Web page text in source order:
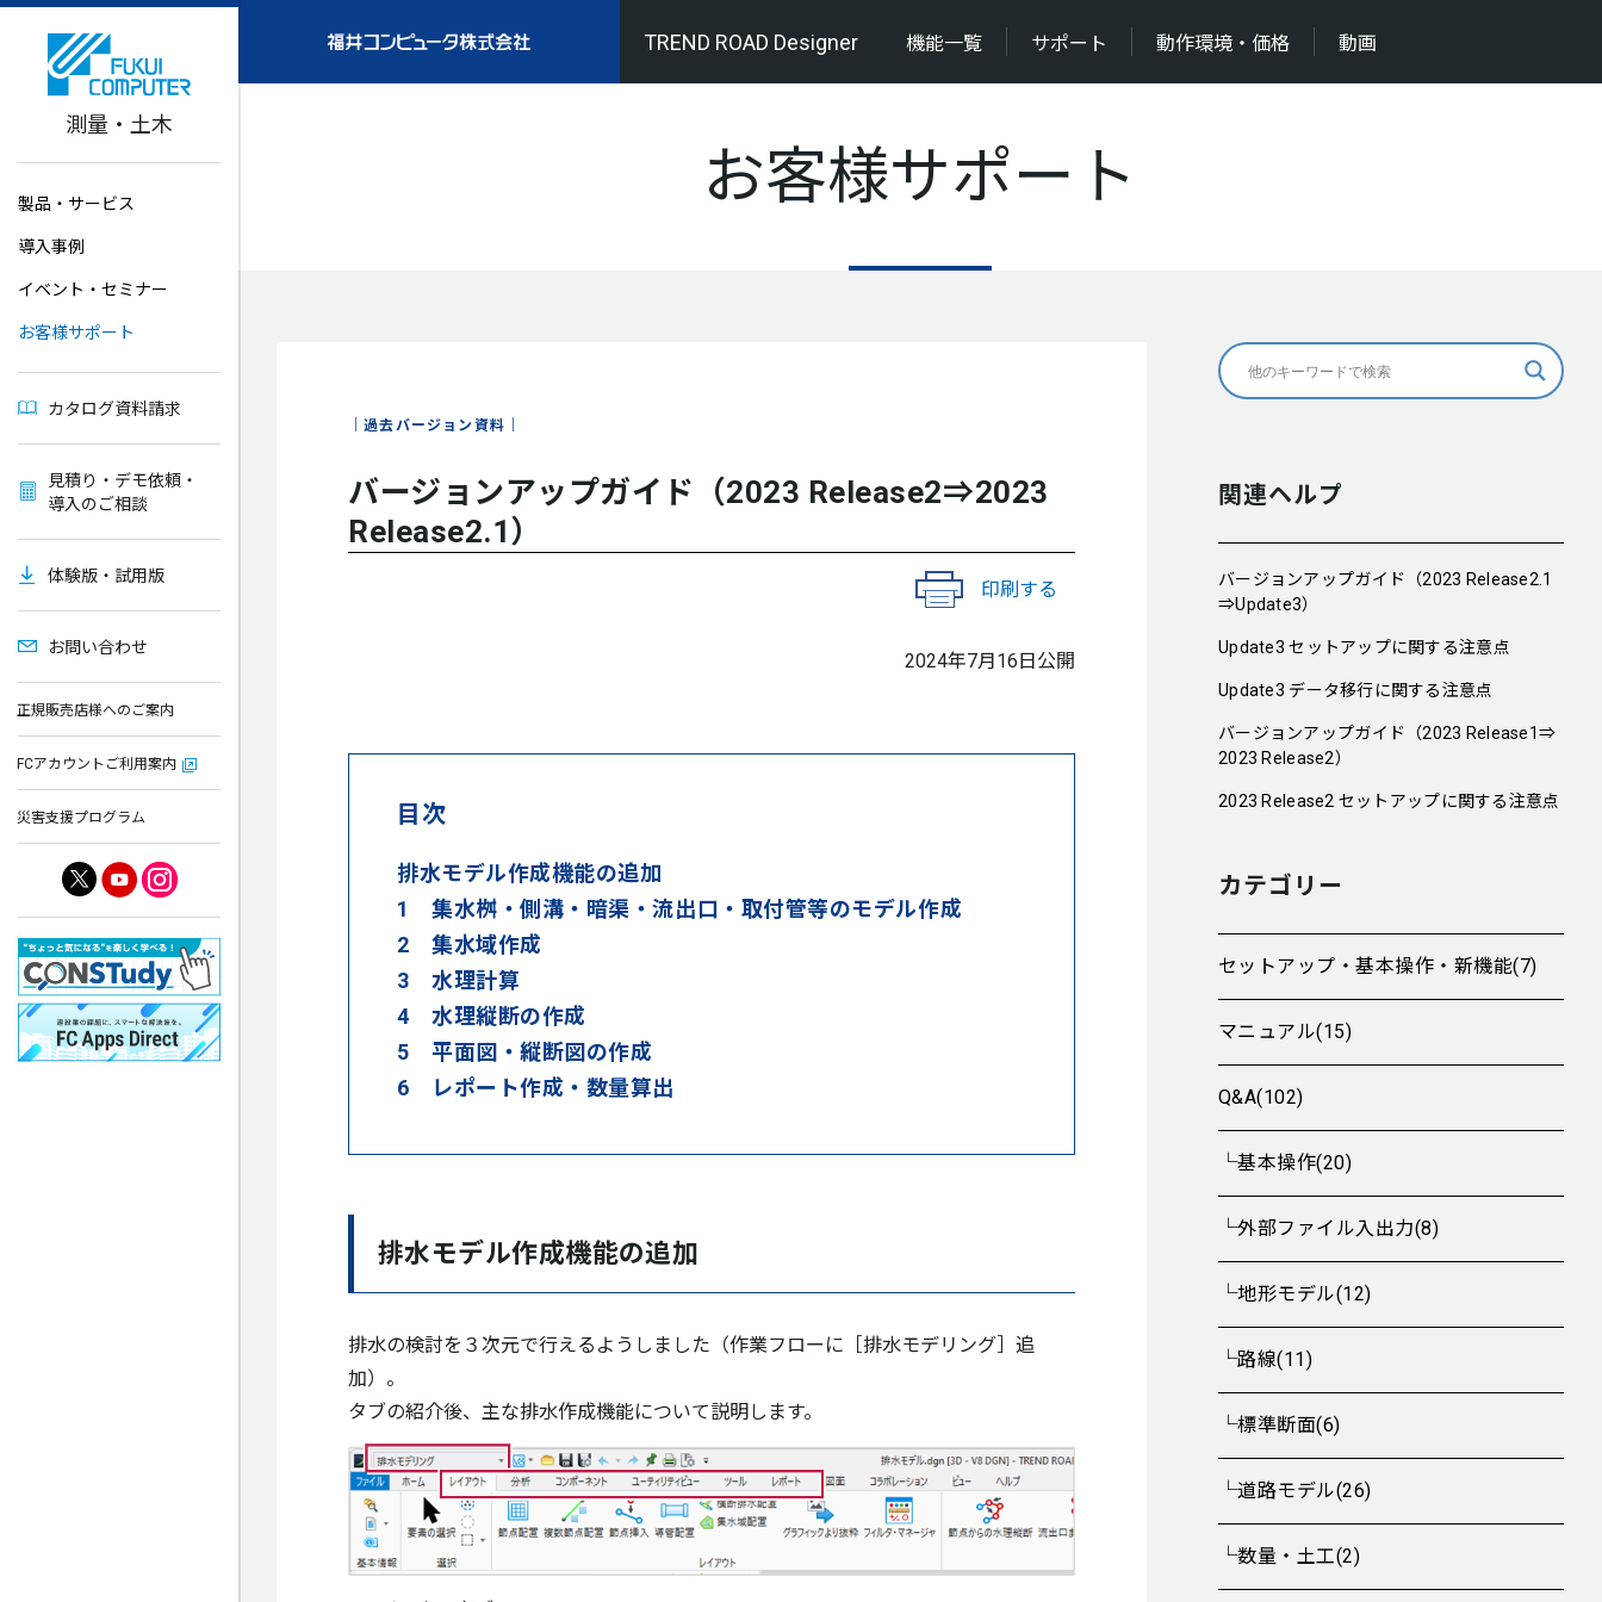
測量・土木
製品・サービス
導入事例
イベント・セミナー
お客様サポート
カタログ資料請求
見積り・デモ依頼・
導入のご相談
体験版・試用版
お問い合わせ
正規販売店様へのご案内
FCアカウントご利用案内
災害支援プログラム
TREND ROAD Designer 機能一覧 サポート 動作環境・価格 動画
お客様サポート
過去バージョン資料
バージョンアップガイド（2023 Release2⇒2023
Release2.1）
印刷する
2024年7月16日公開
目次
排水モデル作成機能の追加
1 集水桝・側溝・暗渠・流出口・取付管等のモデル作成
2 集水域作成
3 水理計算
4 水理縦断の作成
5 平面図・縦断図の作成
6 レポート作成・数量算出
排水モデル作成機能の追加
排水の検討を３次元で行えるようしました（作業フローに［排水モデリング］追
加）。
タブの紹介後、主な排水作成機能について説明します。
関連ヘルプ
バージョンアップガイド（2023 Release2.1
⇒Update3）
Update3 セットアップに関する注意点
Update3 データ移行に関する注意点
バージョンアップガイド（2023 Release1⇒
2023 Release2）
2023 Release2 セットアップに関する注意点
カテゴリー
セットアップ・基本操作・新機能(7)
マニュアル(15)
Q&A(102)
└基本操作(20)
└外部ファイル入出力(8)
└地形モデル(12)
└路線(11)
└標準断面(6)
└道路モデル(26)
└数量・土工(2)